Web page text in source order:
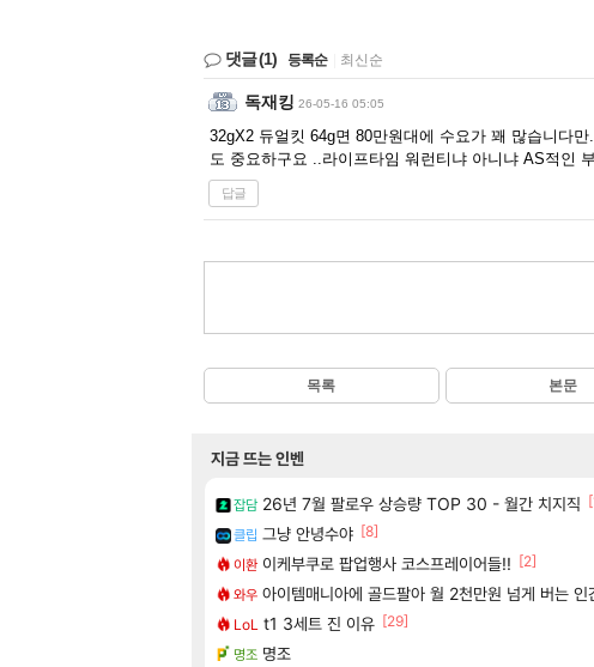
댓글(1) 등록순 최신순
독재킹 26-05-16 05:05
32gX2 듀얼킷 64g면 80만원대에 수요가 꽤 많습니다
도 중요하구요 ..라이프타임 워런티냐 아니냐 AS적인
답글
목록 본문
지금 뜨는 인벤
잡담 26년 7월 팔로우 상승량 TOP 30 - 월간 치지직
클립 그냥 안녕수야 [8]
이환 이케부쿠로 팝업행사 코스프레이어들!! [2]
와우 아이템매니아에 골드팔아 월 2천만원 넘게 버는 인
LoL t1 3세트 진 이유 [29]
명조 명조